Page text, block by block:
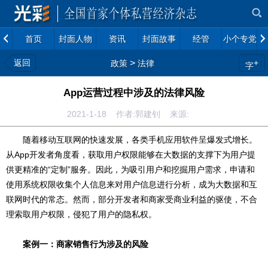
首页 封面人物 资讯 封面故事 经管 小个专党建
返回 政策 > 法律 字+
App运营过程中涉及的法律风险
2021-1-18 作者:郭建钊 来源:
随着移动互联网的快速发展，各类手机应用软件呈爆发式增长。
从App开发者角度看，获取用户权限能够在大数据的支撑下为用户提
供更精准的“定制”服务。因此，为吸引用户和挖掘用户需求，申请和
使用系统权限收集个人信息来对用户信息进行分析，成为大数据和互
联网时代的常态。然而，部分开发者和商家受商业利益的驱使，不合
理索取用户权限，侵犯了用户的隐私权。
案例一：商家销售行为涉及的风险